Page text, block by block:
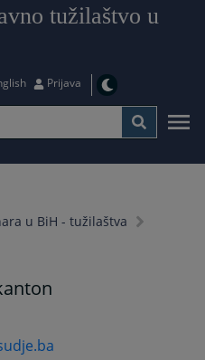
tužilaštvo u
Prijava
u BiH - tužilaštva